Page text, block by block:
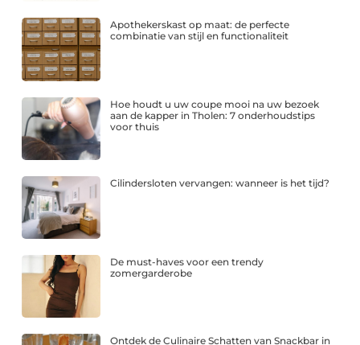
Apothekerskast op maat: de perfecte
combinatie van stijl en functionaliteit
Hoe houdt u uw coupe mooi na uw bezoek
aan de kapper in Tholen: 7 onderhoudstips
voor thuis
Cilindersloten vervangen: wanneer is het tijd?
De must-haves voor een trendy
zomergarderobe
Ontdek de Culinaire Schatten van Snackbar in